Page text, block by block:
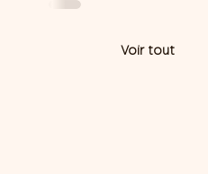
Voir tout